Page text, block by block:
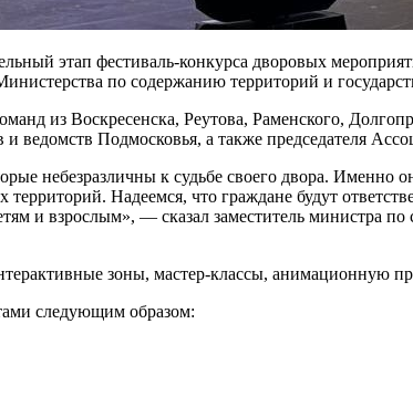
этап фестиваль-конкурса дворовых
по содержанию территорий и
из Воскресенска, Реутова, Раменского,
и ведомств Подмосковья, а также председателя
небезразличны к судьбе своего двора.
Надеемся, что граждане будут
и взрослым», — сказал заместитель министра
зоны, мастер-классы, анимационную
следующим образом: